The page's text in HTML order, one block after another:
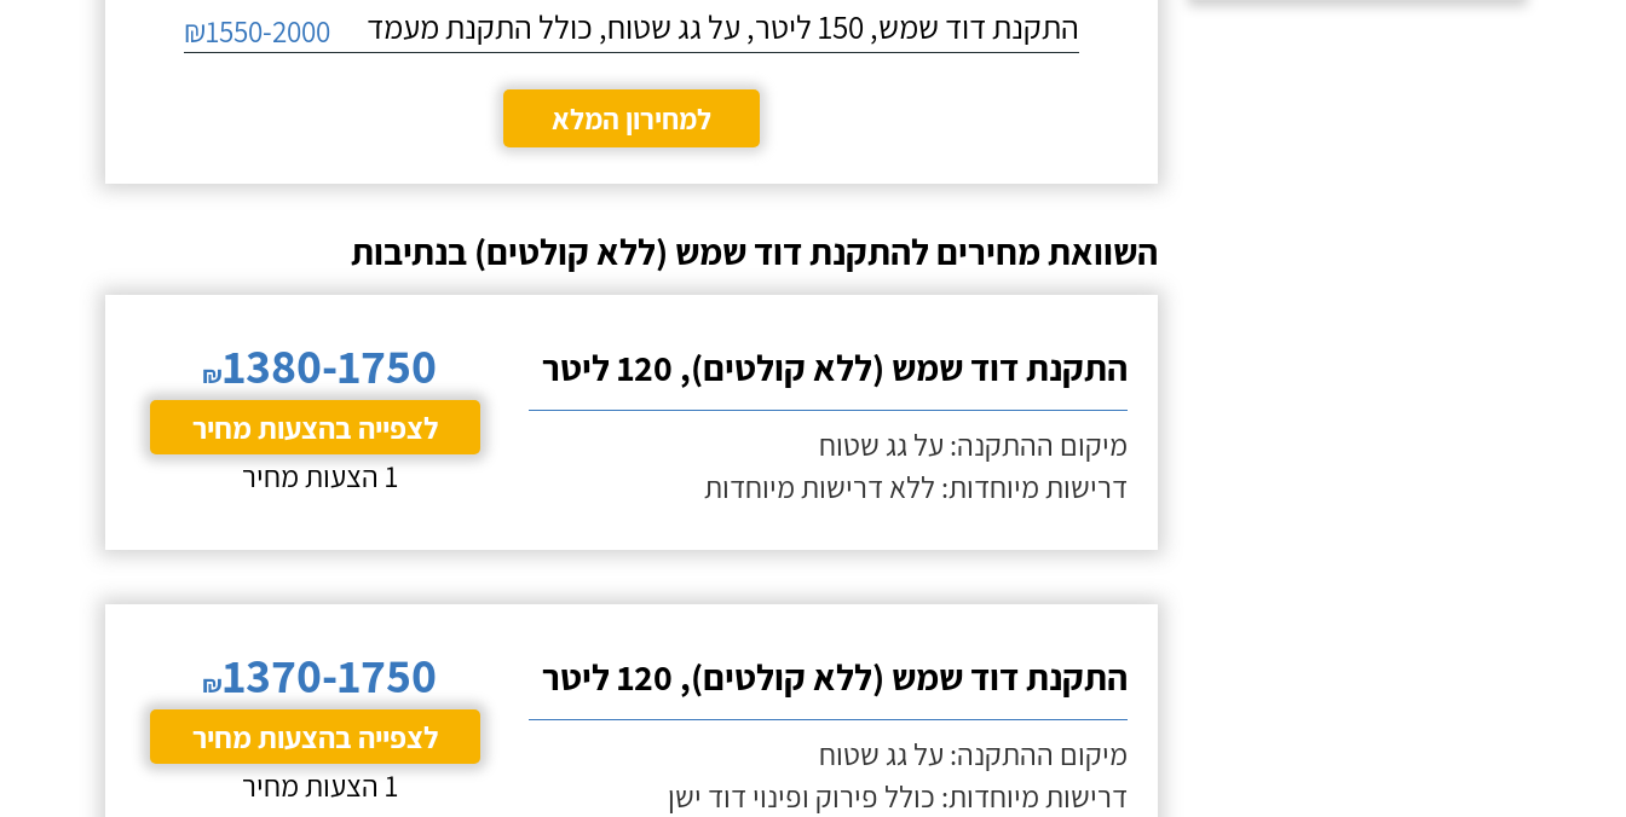
התקנת דוד שמש, 150 ליטר, על גג שטוח, כולל התקנת מעמד ₪1550-2000
למחירון המלא
השוואת מחירים להתקנת דוד שמש (ללא קולטים) בנתיבות
התקנת דוד שמש (ללא קולטים), 120 ליטר
מיקום ההתקנה: על גג שטוח
דרישות מיוחדות: ללא דרישות מיוחדות
₪1380-1750
לצפייה בהצעות מחיר
1 הצעות מחיר
התקנת דוד שמש (ללא קולטים), 120 ליטר
מיקום ההתקנה: על גג שטוח
דרישות מיוחדות: כולל פירוק ופינוי דוד ישן
₪1370-1750
לצפייה בהצעות מחיר
1 הצעות מחיר